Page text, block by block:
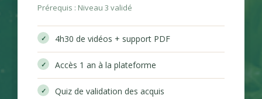
Prérequis : Niveau 3 validé
4h30 de vidéos + support PDF
Accès 1 an à la plateforme
Quiz de validation des acquis